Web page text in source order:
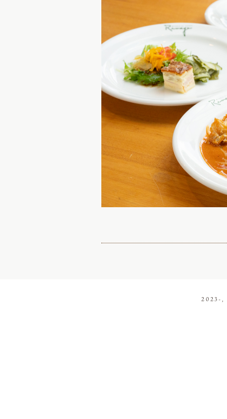
2023-,